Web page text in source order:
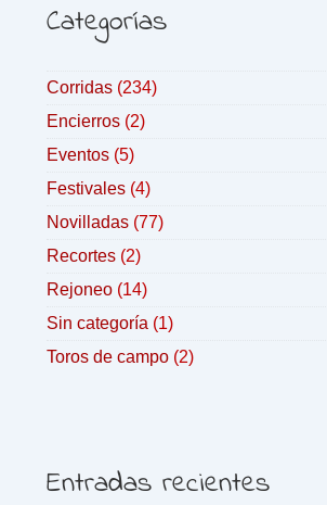
Categorías
Corridas (234)
Encierros (2)
Eventos (5)
Festivales (4)
Novilladas (77)
Recortes (2)
Rejoneo (14)
Sin categoría (1)
Toros de campo (2)
Entradas recientes